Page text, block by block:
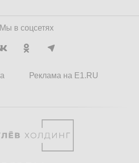
Мы в соцсетях
Реклама на E1.RU